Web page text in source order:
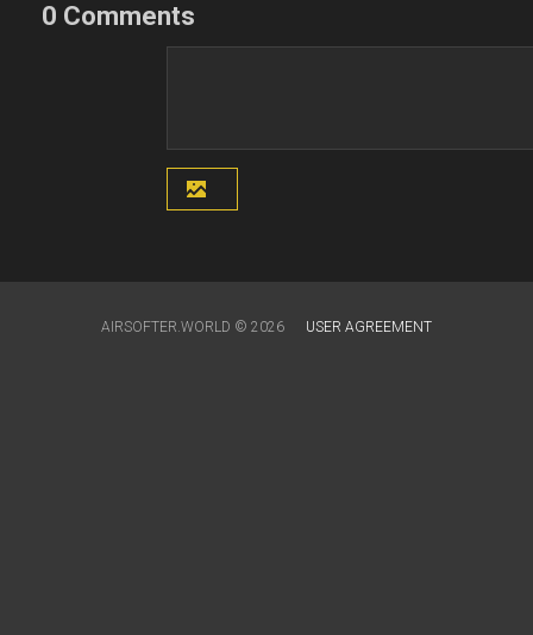
0 Comments
AIRSOFTER.WORLD © 2026 USER AGREEMENT